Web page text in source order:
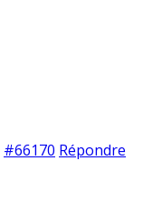
#66170 Répondre